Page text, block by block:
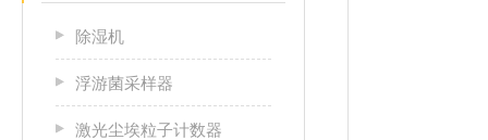
除湿机
浮游菌采样器
激光尘埃粒子计数器